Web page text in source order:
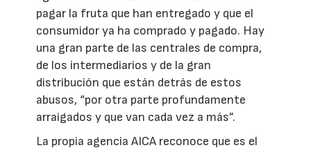
pagar la fruta que han entregado y que el
consumidor ya ha comprado y pagado. Hay
una gran parte de las centrales de compra,
de los intermediarios y de la gran
distribución que están detrás de estos
abusos, “por otra parte profundamente
arraigados y que van cada vez a más”.
La propia agencia AICA reconoce que es el